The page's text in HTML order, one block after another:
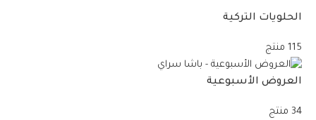
الحلويات التركية
115 منتج
العروض الأسبوعية
34 منتج